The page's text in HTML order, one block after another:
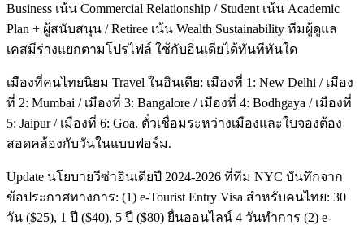
Business เน้น Commercial Relationship / Student เน้น Academic
Plan + ผู้สนับสนุน / Retiree เน้น Wealth Sustainability ทีมผู้ดูแล
เคสมีร่างแยกตามโปรไฟล์ ใช้กับอินเดียได้ทันทีทันใด
เมืองที่คนไทยนิยม Travel ในอินเดีย: เมืองที่ 1: New Delhi / เมือง
ที่ 2: Mumbai / เมืองที่ 3: Bangalore / เมืองที่ 4: Bodhgaya / เมืองที่
5: Jaipur / เมืองที่ 6: Goa. ตั๋วเชื่อมระหว่างเมืองและใบจองต้อง
สอดคล้องกับวันในแบบฟอร์ม.
Update นโยบายวีซ่าอินเดียปี 2024-2026 ที่ทีม NYC บันทึกจาก
ข้อประกาศทางการ: (1) e-Tourist Entry Visa สำหรับคนไทย: 30
วัน ($25), 1 ปี ($40), 5 ปี ($80) ยื่นออนไลน์ 4 วันทำการ (2) e-